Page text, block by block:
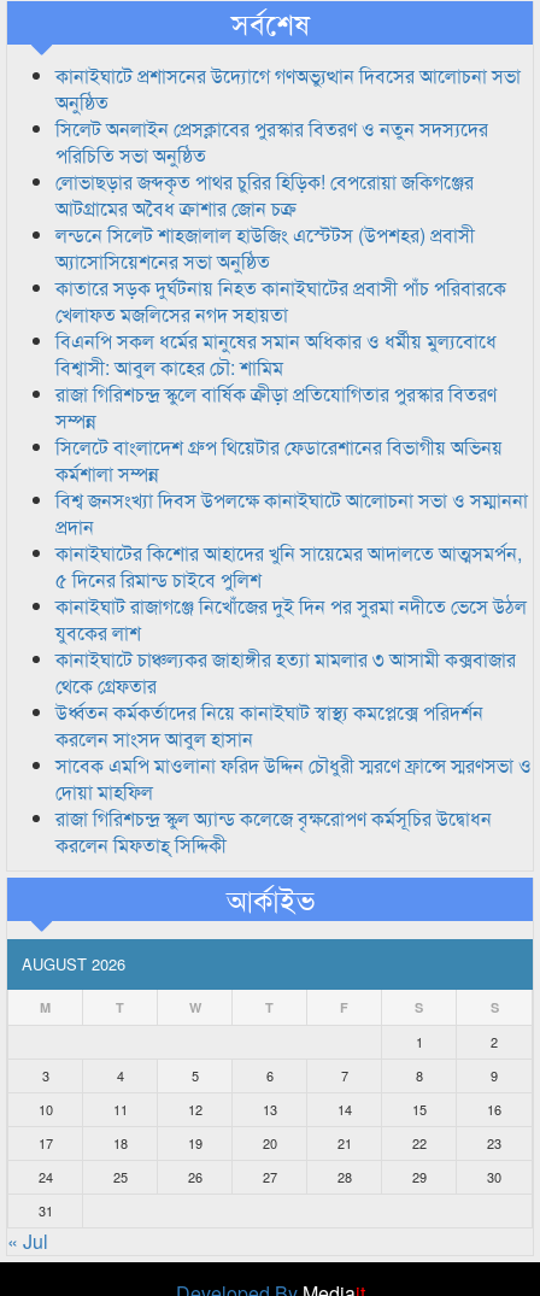
সর্বশেষ
কানাইঘাটে প্রশাসনের উদ্যোগে গণঅভ্যুত্থান দিবসের আলোচনা সভা
অনুষ্ঠিত
সিলেট অনলাইন প্রেসক্লাবের পুরস্কার বিতরণ ও নতুন সদস্যদের
পরিচিতি সভা অনুষ্ঠিত
লোভাছড়ার জব্দকৃত পাথর চুরির হিড়িক! বেপরোয়া জকিগঞ্জের
আটগ্রামের অবৈধ ক্রাশার জোন চক্র
লন্ডনে সিলেট শাহজালাল হাউজিং এস্টেটস (উপশহর) প্রবাসী
অ্যাসোসিয়েশনের সভা অনুষ্ঠিত
কাতারে সড়ক দুর্ঘটনায় নিহত কানাইঘাটের প্রবাসী পাঁচ পরিবারকে
খেলাফত মজলিসের নগদ সহায়তা
বিএনপি সকল ধর্মের মানুষের সমান অধিকার ও ধর্মীয় মুল্যবোধে
বিশ্বাসী: আবুল কাহের চৌ: শামিম
রাজা গিরিশচন্দ্র স্কুলে বার্ষিক ক্রীড়া প্রতিযোগিতার পুরস্কার বিতরণ
সম্পন্ন
সিলেটে বাংলাদেশ গ্রুপ থিয়েটার ফেডারেশানের বিভাগীয় অভিনয়
কর্মশালা সম্পন্ন
বিশ্ব জনসংখ্যা দিবস উপলক্ষে কানাইঘাটে আলোচনা সভা ও সম্মাননা
প্রদান
কানাইঘাটের কিশোর আহাদের খুনি সায়েমের আদালতে আত্মসমর্পন,
৫ দিনের রিমান্ড চাইবে পুলিশ
কানাইঘাট রাজাগঞ্জে নিখোঁজের দুই দিন পর সুরমা নদীতে ভেসে উঠল
যুবকের লাশ
কানাইঘাটে চাঞ্চল্যকর জাহাঙ্গীর হত্যা মামলার ৩ আসামী কক্সবাজার
থেকে গ্রেফতার
উর্ধ্বতন কর্মকর্তাদের নিয়ে কানাইঘাট স্বাস্থ্য কমপ্লেক্সে পরিদর্শন
করলেন সাংসদ আবুল হাসান
সাবেক এমপি মাওলানা ফরিদ উদ্দিন চৌধুরী স্মরণে ফ্রান্সে স্মরণসভা ও
দোয়া মাহফিল
রাজা গিরিশচন্দ্র স্কুল অ্যান্ড কলেজে বৃক্ষরোপণ কর্মসূচির উদ্বোধন
করলেন মিফতাহ্ সিদ্দিকী
আর্কাইভ
AUGUST 2026
M T W T F S S
1
2
3
4 5 6 7 8
9
10
11 12 13 14 15
16
17
18 19 20 21 22
23
24
25 26 27 28 29
30
31
« Jul